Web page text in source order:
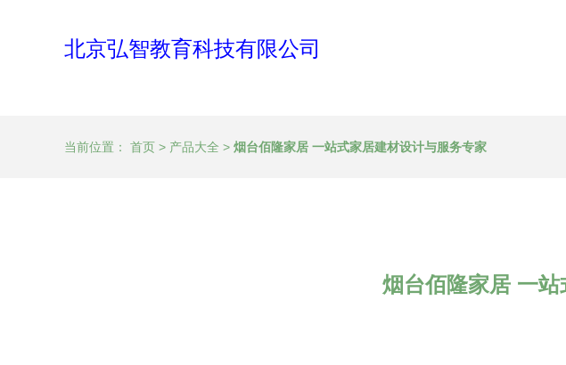
北京弘智教育科技有限公司
当前位置： 首页 > 产品大全 > 烟台佰隆家居 一站式家居建材设计与服务专家
烟台佰隆家居 一